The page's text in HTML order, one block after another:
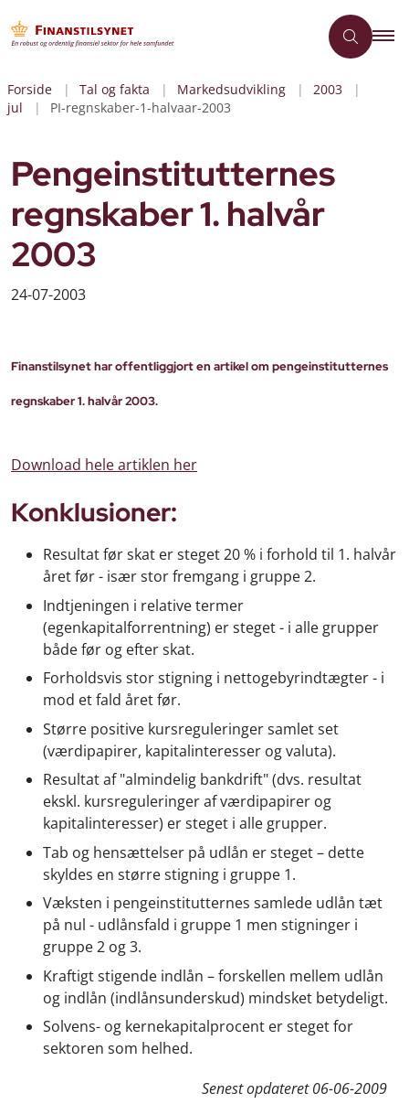
Forside Tal og fakta Markedsudvikling
2003
jul
PI-regnskaber-1-halvaar-2003
Pengeinstitutternes
regnskaber 1. halvår
2003
24-07-2003
Finanstilsynet har offentliggjort en artikel om pengeinstitutternes
regnskaber 1. halvår 2003.
Download hele artiklen her
Konklusioner:
Resultat før skat er steget 20 % i forhold til 1. halvår
året før - især stor fremgang i gruppe 2.
Indtjeningen i relative termer
(egenkapitalforrentning) er steget - i alle grupper
både før og efter skat.
Forholdsvis stor stigning i nettogebyrindtægter - i
mod et fald året før.
Større positive kursreguleringer samlet set
(værdipapirer, kapitalinteresser og valuta).
Resultat af "almindelig bankdrift" (dvs. resultat
ekskl. kursreguleringer af værdipapirer og
kapitalinteresser) er steget i alle grupper.
Tab og hensættelser på udlån er steget – dette
skyldes en større stigning i gruppe 1.
Væksten i pengeinstitutternes samlede udlån tæt
på nul - udlånsfald i gruppe 1 men stigninger i
gruppe 2 og 3.
Kraftigt stigende indlån – forskellen mellem udlån
og indlån (indlånsunderskud) mindsket betydeligt.
Solvens- og kernekapitalprocent er steget for
sektoren som helhed.
Senest opdateret06-06-2009